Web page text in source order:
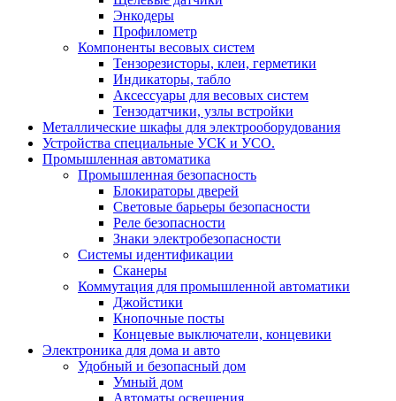
Энкодеры
Профилометр
Компоненты весовых систем
Тензорезисторы, клеи, герметики
Индикаторы, табло
Аксессуары для весовых систем
Тензодатчики, узлы встройки
Металлические шкафы для электрооборудования
Устройства специальные УСК и УСО.
Промышленная автоматика
Промышленная безопасность
Блокираторы дверей
Световые барьеры безопасности
Реле безопасности
Знаки электробезопасности
Системы идентификации
Сканеры
Коммутация для промышленной автоматики
Джойстики
Кнопочные посты
Концевые выключатели, концевики
Электроника для дома и авто
Удобный и безопасный дом
Умный дом
Автоматы освещения